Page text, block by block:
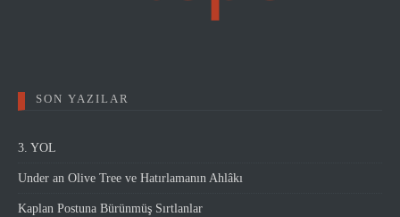
SON YAZILAR
3. YOL
Under an Olive Tree ve Hatırlamanın Ahlâkı
Kaplan Postuna Bürünmüş Sırtlanlar